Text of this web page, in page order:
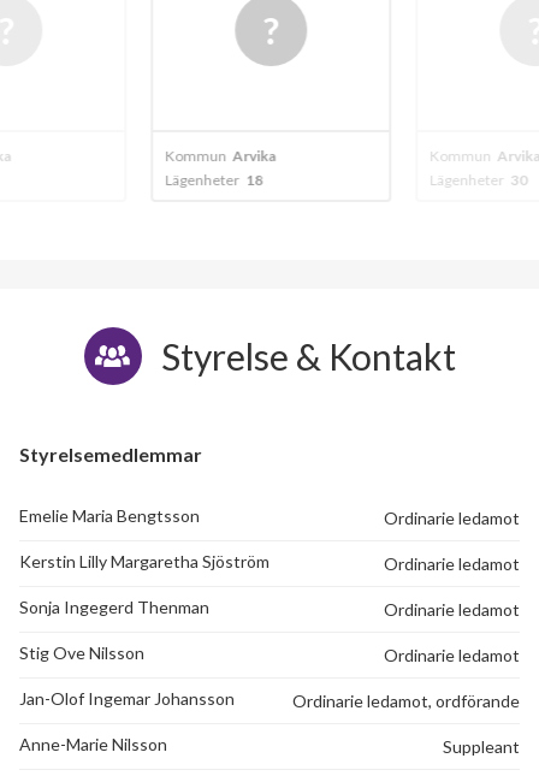
Kommun Arvika
Lägenheter 18
Kommun Arvika
Lägenheter 30
Styrelse & Kontakt
Styrelsemedlemmar
Emelie Maria Bengtsson Ordinarie ledamot
Kerstin Lilly Margaretha Sjöström Ordinarie ledamot
Sonja Ingegerd Thenman Ordinarie ledamot
Stig Ove Nilsson Ordinarie ledamot
Jan-Olof Ingemar Johansson Ordinarie ledamot, ordförande
Anne-Marie Nilsson Suppleant